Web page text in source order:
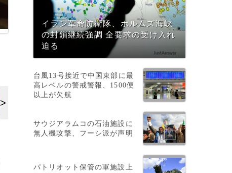
イラン革命防衛隊、ホルムズ海峡
の封鎖継続強調 全要求の受け入れ
迫る
台風13号接近で中国東部に最
高レベルの警戒警報、1500便
以上が欠航
サウジアラムコの石油施設に
無人機攻撃、フーシ派が声明
パトリオット保管の軍施設上